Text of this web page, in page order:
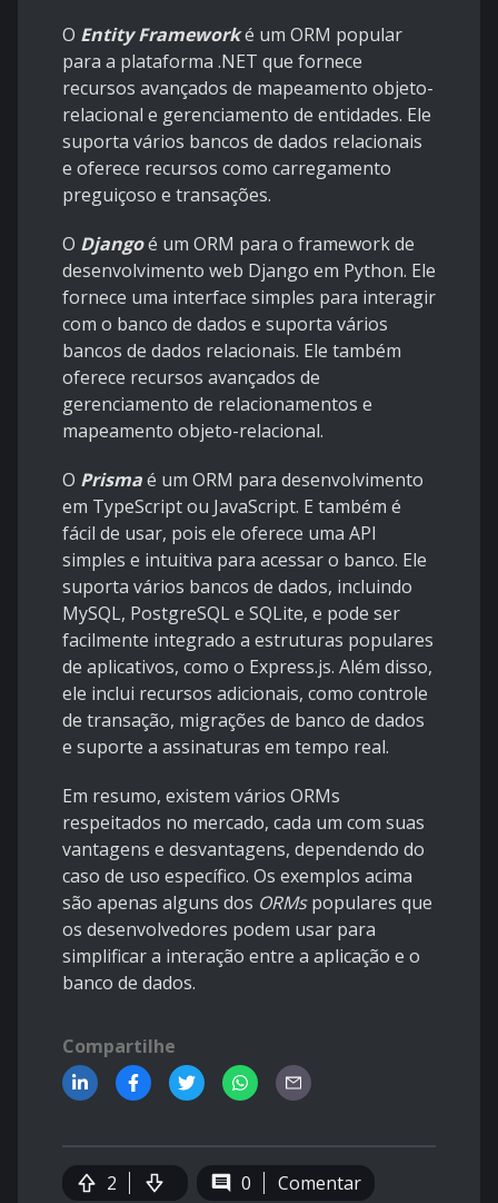
O Entity Frameworké um ORM popular
para a plataforma .NET que fornece
recursos avançados de mapeamento objeto-
relacional e gerenciamento de entidades. Ele
suporta vários bancos de dados relacionais
e oferece recursos como carregamento
preguiçoso e transações.
O Djangoé um ORM para o framework de
desenvolvimento web Django em Python. Ele
fornece uma interface simples para interagir
com o banco de dados e suporta vários
bancos de dados relacionais. Ele também
oferece recursos avançados de
gerenciamento de relacionamentos e
mapeamento objeto-relacional.
O Prismaé um ORM para desenvolvimento
em TypeScript ou JavaScript. E também é
fácil de usar, pois ele oferece uma API
simples e intuitiva para acessar o banco. Ele
suporta vários bancos de dados, incluindo
MySQL, PostgreSQL e SQLite, e pode ser
facilmente integrado a estruturas populares
de aplicativos, como o Express.js. Além disso,
ele inclui recursos adicionais, como controle
de transação, migrações de banco de dados
e suporte a assinaturas em tempo real.
Em resumo, existem vários ORMs
respeitados no mercado, cada um com suas
vantagens e desvantagens, dependendo do
caso de uso específico. Os exemplos acima
são apenas alguns dos ORMspopulares que
os desenvolvedores podem usar para
simplificar a interação entre a aplicação e o
banco de dados.
Compartilhe
2 0 Comentar